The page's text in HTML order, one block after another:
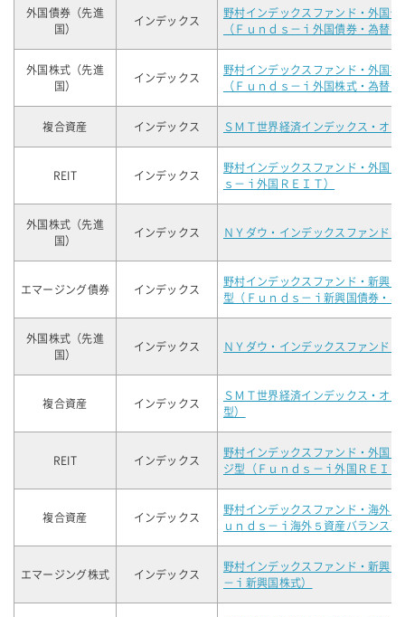
外国債券（先進
国）
インデックス
野村インデックスファンド・外国
（Ｆｕｎｄｓ－ｉ外国債券・為替ヘ
外国株式（先進
国）
インデックス
野村インデックスファンド・外国
（Ｆｕｎｄｓ－ｉ外国株式・為替ヘ
複合資産 インデックス ＳＭＴ世界経済インデックス・オー
REIT インデックス
野村インデックスファンド・外国
ｓ－ｉ外国ＲＥＩＴ）
外国株式（先進
国）
インデックス ＮＹダウ・インデックスファンド
エマージング債券 インデックス
野村インデックスファンド・新興
型（Ｆｕｎｄｓ－ｉ新興国債券・為
外国株式（先進
国）
インデックス ＮＹダウ・インデックスファンド
複合資産 インデックス
ＳＭＴ世界経済インデックス・オ
型）
REIT インデックス
野村インデックスファンド・外国
ジ型（Ｆｕｎｄｓ－ｉ外国ＲＥＩ
複合資産 インデックス
野村インデックスファンド・海外
ｕｎｄｓ－ｉ海外５資産バランス）
エマージング株式 インデックス
野村インデックスファンド・新興
－ｉ新興国株式）